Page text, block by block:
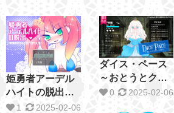
姫勇者アーデル
ハイトの脱出
［男性向］
1 2025-02-06
ダイス・ペース
～おとうとクン
のいうとおり～
0 2025-02-06